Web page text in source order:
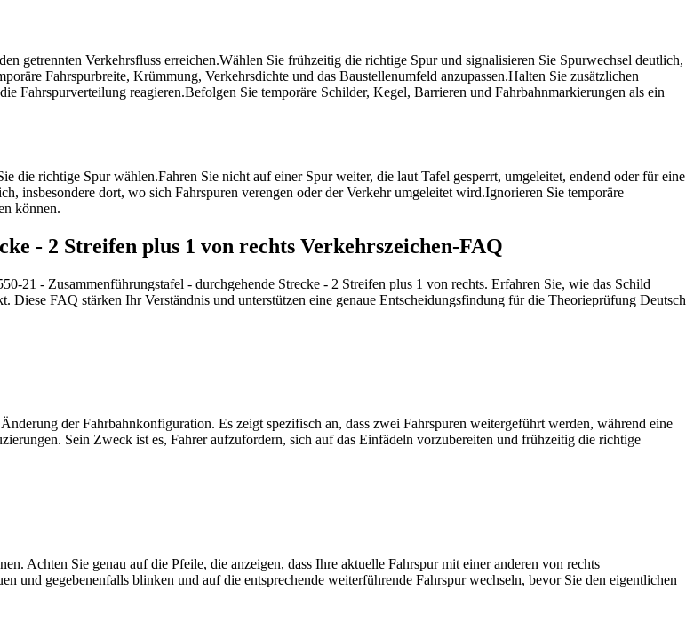
getrennten Verkehrsfluss erreichen.Wählen Sie frühzeitig die richtige Spur und signalisieren Sie Spurwechsel deutlich,
Fahrspurbreite, Krümmung, Verkehrsdichte und das Baustellenumfeld anzupassen.Halten Sie zusätzlichen
Fahrspurverteilung reagieren.Befolgen Sie temporäre Schilder, Kegel, Barrieren und Fahrbahnmarkierungen als ein
die richtige Spur wählen.Fahren Sie nicht auf einer Spur weiter, die laut Tafel gesperrt, umgeleitet, endend oder für eine
insbesondere dort, wo sich Fahrspuren verengen oder der Verkehr umgeleitet wird.Ignorieren Sie temporäre
können.
- 2 Streifen plus 1 von rechts Verkehrszeichen-FAQ
21 - Zusammenführungstafel - durchgehende Strecke - 2 Streifen plus 1 von rechts. Erfahren Sie, wie das Schild
FAQ stärken Ihr Verständnis und unterstützen eine genaue Entscheidungsfindung für die Theorieprüfung Deutsch
der Fahrbahnkonfiguration. Es zeigt spezifisch an, dass zwei Fahrspuren weitergeführt werden, während eine
Sein Zweck ist es, Fahrer aufzufordern, sich auf das Einfädeln vorzubereiten und frühzeitig die richtige
Achten Sie genau auf die Pfeile, die anzeigen, dass Ihre aktuelle Fahrspur mit einer anderen von rechts
und gegebenenfalls blinken und auf die entsprechende weiterführende Fahrspur wechseln, bevor Sie den eigentlichen